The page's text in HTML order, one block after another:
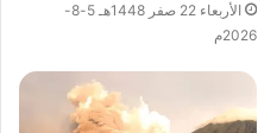
الأربعاء 22 صفر 1448هـ 5-8-
2026م